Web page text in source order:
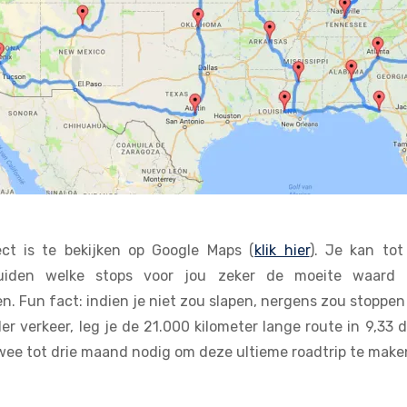
is te bekijken op Google Maps (klik hier). Je kan
welke stops voor jou zeker de moeite
Fun fact: indien je niet zou slapen, nergens zou
verkeer, leg je de 21.000 kilometer lange route in 9,33
tot drie maand nodig om deze ultieme roadtrip te